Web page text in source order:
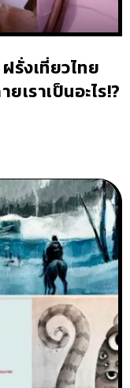
รั่งเที่ยวไทย
เราเป็นอะไร!?